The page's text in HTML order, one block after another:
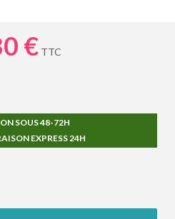
€ TTC
SOUS 48-72H
EXPRESS 24H